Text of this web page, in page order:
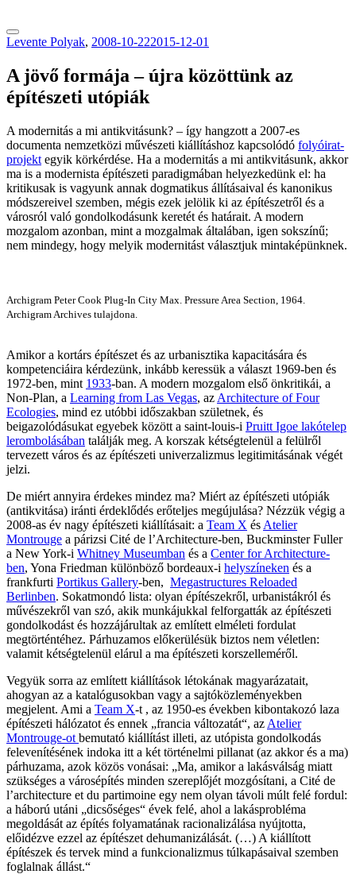
Levente Polyak, 2008-10-222015-12-01
A jövő formája – újra közöttünk az
építészeti utópiák
A modernitás a mi antikvitásunk? – így hangzott a 2007-es
documenta nemzetközi művészeti kiállításhoz kapcsolódó folyóirat-
projekt egyik körkérdése. Ha a modernitás a mi antikvitásunk, akkor
ma is a modernista építészeti paradigmában helyezkedünk el: ha
kritikusak is vagyunk annak dogmatikus állításaival és kanonikus
módszereivel szemben, mégis ezek jelölik ki az építészetről és a
városról való gondolkodásunk keretét és határait. A modern
mozgalom azonban, mint a mozgalmak általában, igen sokszínű;
nem mindegy, hogy melyik modernitást választjuk mintaképünknek.
Archigram Peter Cook Plug-In City Max. Pressure Area Section, 1964.
Archigram Archives tulajdona.
Amikor a kortárs építészet és az urbanisztika kapacitására és
kompetenciáira kérdezünk, inkább keressük a választ 1969-ben és
1972-ben, mint 1933-ban. A modern mozgalom első önkritikái, a
Non-Plan, a Learning from Las Vegas, az Architecture of Four
Ecologies, mind ez utóbbi időszakban születnek, és
beigazolódásukat egyebek között a saint-louis-i Pruitt Igoe lakótelep
lerombolásában találják meg. A korszak kétségtelenül a felülről
tervezett város és az építészeti univerzalizmus legitimitásának végét
jelzi.
De miért annyira érdekes mindez ma? Miért az építészeti utópiák
(antikvitása) iránti érdeklődés erőteljes megújulása? Nézzük végig a
2008-as év nagy építészeti kiállításait: a Team X és Atelier
Montrouge a párizsi Cité de l’Architecture-ben, Buckminster Fuller
a New York-i Whitney Museumban és a Center for Architecture-
ben, Yona Friedman különböző bordeaux-i helyszíneken és a
frankfurti Portikus Gallery-ben, Megastructures Reloaded
Berlinben. Sokatmondó lista: olyan építészekről, urbanistákról és
művészekről van szó, akik munkájukkal felforgatták az építészeti
gondolkodást és hozzájárultak az említett elméleti fordulat
megtörténtéhez. Párhuzamos előkerülésük biztos nem véletlen:
valamit kétségtelenül elárul a ma építészeti korszelleméről.
Vegyük sorra az említett kiállítások létokának magyarázatait,
ahogyan az a katalógusokban vagy a sajtóközleményekben
megjelent. Ami a Team X-t , az 1950-es években kibontakozó laza
építészeti hálózatot és ennek „francia változatát“, az Atelier
Montrouge-ot bemutató kiállítást illeti, az utópista gondolkodás
felevenítésének indoka itt a két történelmi pillanat (az akkor és a ma)
párhuzama, azok közös vonásai: „Ma, amikor a lakásválság miatt
szükséges a városépítés minden szereplőjét mozgósítani, a Cité de
l’architecture et du partimoine egy nem olyan távoli múlt felé fordul:
a háború utáni „dicsőséges“ évek felé, ahol a lakásprobléma
megoldását az építés folyamatának racionalizálása nyújtotta,
előidézve ezzel az építészet dehumanizálását. (…) A kiállított
építészek és tervek mind a funkcionalizmus túlkapásaival szemben
foglalnak állást.“